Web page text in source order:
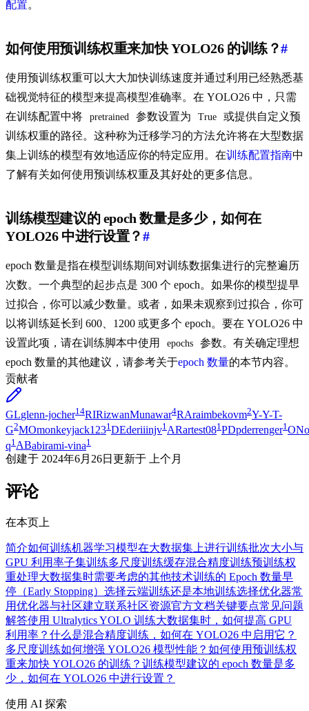
配置。
如何使用预训练权重来加快 YOLO26 的训练？#
使用预训练权重可以大大加快训练速度并通过利用已经熟悉基
础视觉特征的模型来提高模型准确率。在 YOLO26 中，只需
在训练配置中将
pretrained 参数设置为 True
或提供自定义预
训练权重的路径。这种称为迁移学习的方法允许将在大型数据
集上训练的模型有效地适应你的特定应用。在训练配置指南中
了解有关如何使用预训练权重及其好处的更多信息。
训练模型建议的 epoch 数量是多少，如何在
YOLO26 中进行设置？#
epoch 数量是指在模型训练期间对训练数据集进行的完整遍历
次数。一个典型的起步点是 300 个 epoch。如果你的模型提早
过拟合，你可以减少数量。或者，如果未观察到过拟合，你可
以将训练延长到 600、1200 或更多个 epoch。要在 YOLO26 中
设置此项，请在训练脚本中使用
epochs
参数。有关确定理想
epoch 数量的其他建议，请参考关于epoch 数量的本节内容。
贡献者
GLglenn-jocher14RIRizwanMunawar4RAraimbekovm2Y-Y-T-
G2MOmonkeyjack1231DEderiiinjv1ARartest081PDpderrenger1ON
q1 ABabirami-vina1
创建于 2024年6月26日 更新于 上个月
评论
在本页上
简介如何训练机器学习模型在大数据集上进行训练批次大小与
GPU 利用率子集训练多尺度训练缓存混合精度训练预训练权
重处理大数据集时需要考虑的其他技术训练的 Epoch 数量早
停（Early Stopping） 选择云端训练还是本地训练选择优化器常
用优化器与社区建立联系社区资源官方文档关键要点常见问题
解答使用 Ultralytics YOLO 训练大数据集时，如何提高 GPU
利用率？ 什么是混合精度训练，如何在 YOLO26 中启用它？
多尺度训练如何增强 YOLO26 模型性能？ 如何使用预训练权
重来加快 YOLO26 的训练？ 训练模型建议的 epoch 数量是多
少，如何在 YOLO26 中进行设置？
使用 AI 探索